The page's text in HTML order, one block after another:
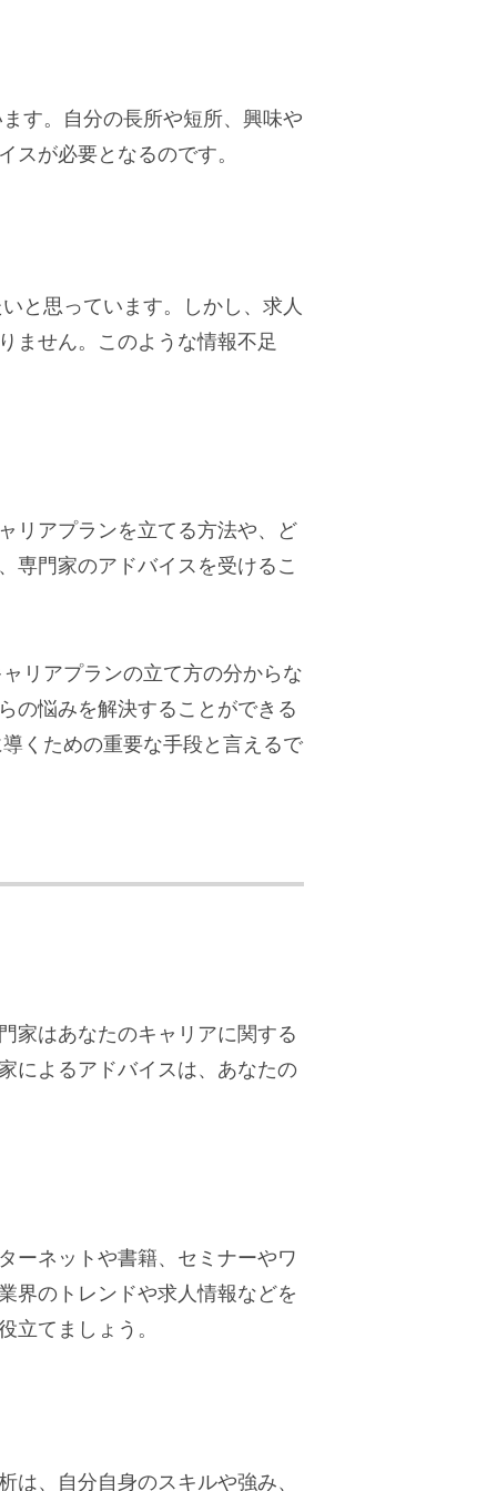
す。自分の長所や短所、興味や
スが必要となるのです。
と思っています。しかし、求人
ません。このような情報不足
リアプランを立てる方法や、ど
専門家のアドバイスを受けるこ
リアプランの立て方の分からな
の悩みを解決することができる
くための重要な手段と言えるで
家はあなたのキャリアに関する
によるアドバイスは、あなたの
ーネットや書籍、セミナーやワ
界のトレンドや求人情報などを
立てましょう。
、自分自身のスキルや強み、